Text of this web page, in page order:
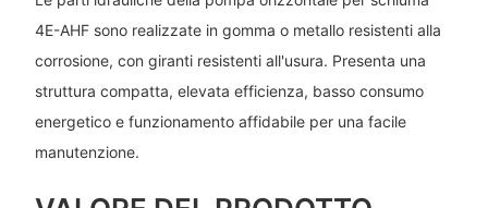
4E-AHF sono realizzate in gomma o metallo resistenti alla
corrosione, con giranti resistenti all'usura. Presenta una
struttura compatta, elevata efficienza, basso consumo
energetico e funzionamento affidabile per una facile
manutenzione.